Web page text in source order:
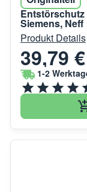
Entstörschutz
Siemens, Neff
Produkt Details
39,79 €
1-2